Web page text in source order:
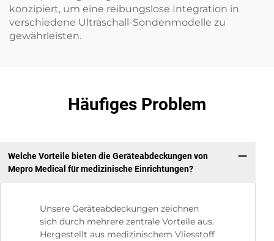
konzipiert, um eine reibungslose Integration in
verschiedene Ultraschall-Sondenmodelle zu
gewährleisten.
Häufiges Problem
Welche Vorteile bieten die Geräteabdeckungen von
Mepro Medical für medizinische Einrichtungen?
Unsere Geräteabdeckungen zeichnen
sich durch mehrere zentrale Vorteile aus.
Hergestellt aus medizinischem Vliesstoff